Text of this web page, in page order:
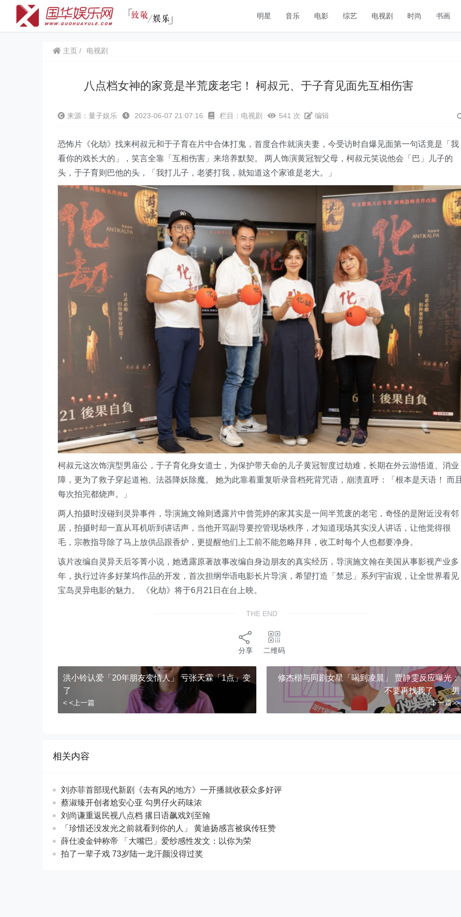
明星 音乐 电影 综艺 电视剧 时尚 书画
主页 电视剧
八点档女神的家竟是半荒废老宅！ 柯叔元、于子育见面先互相伤害
来源：量子娱乐 2023-06-07 21:07:16 栏目： 电视剧 541 次 编辑
恐怖片《化劫》找来柯叔元和于子育在片中合体打鬼，首度合作就演夫妻，今受访时自爆见面第一句话竟是「我
看你的戏长大的」，笑言全靠「互相伤害」来培养默契。 两人饰演黄冠智父母，柯叔元笑说他会「巴」儿子的
头，于子育则巴他的头，「我打儿子，老婆打我，就知道这个家谁是老大。」
柯叔元这次饰演型男庙公，于子育化身女道士，为保护带天命的儿子黄冠智度过劫难，长期在外云游悟道、消业
障，更为了救子穿起道袍、法器降妖除魔。 她为此靠着重复听录音档死背咒语，崩溃直呼：「根本是天语！ 而且
每次拍完都烧声。」
两人拍摄时没碰到灵异事件，导演施文翰则透露片中曾莞婷的家其实是一间半荒废的老宅，奇怪的是附近没有邻
居，拍摄时却一直从耳机听到讲话声，当他开骂副导要控管现场秩序，才知道现场其实没人讲话，让他觉得很
毛，宗教指导除了马上放供品跟香炉，更提醒他们上工前不能忽略拜拜，收工时每个人也都要净身。
该片改编自灵异天后笭菁小说，她透露原著故事改编自身边朋友的真实经历，导演施文翰在美国从事影视产业多
年，执行过许多好莱坞作品的开发，首次担纲华语电影长片导演，希望打造「禁忌」系列宇宙观，让全世界看见
宝岛灵异电影的魅力。 《化劫》将于6月21日在台上映。
THE END
分享 二维码
洪小铃认爱「20年朋友变情人」 亏张天霖「1点」变
了
< <上一篇
修杰楷与同剧女星「喝到凌晨」 贾静雯反应曝光：
不要再找我了 男
下一篇>>
相关内容
刘亦菲首部现代新剧《去有风的地方》一开播就收获众多好评
蔡淑臻开创者尬安心亚 勾男仔火药味浓
刘尚谦重返民视八点档 撂日语飙戏刘至翰
「珍惜还没发光之前就看到你的人」 黄迪扬感言被疯传狂赞
薛仕凌金钟称帝 「大嘴巴」爱纱感性发文：以你为荣
拍了一辈子戏 73岁陆一龙汗颜没得过奖